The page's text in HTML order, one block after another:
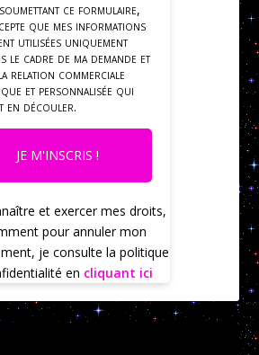
ce formulaire,
que mes informations
utilisées uniquement
le cadre de ma demande et
relation commerciale
et personnalisée qui
en découler.
JE M'INSCRIS !
et exercer mes droits,
pour annuler mon
je consulte la politique
en cliquant ici